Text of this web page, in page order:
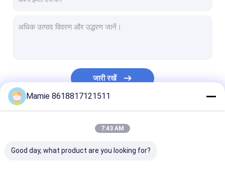
जारी रखें
Mamie 8618817121511
7:43 AM
Good day, what product are you looking for?